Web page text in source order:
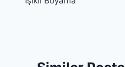
gezinmesi